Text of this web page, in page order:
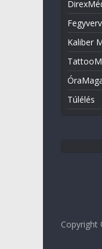
Kaliber
Túlélés
Copyright